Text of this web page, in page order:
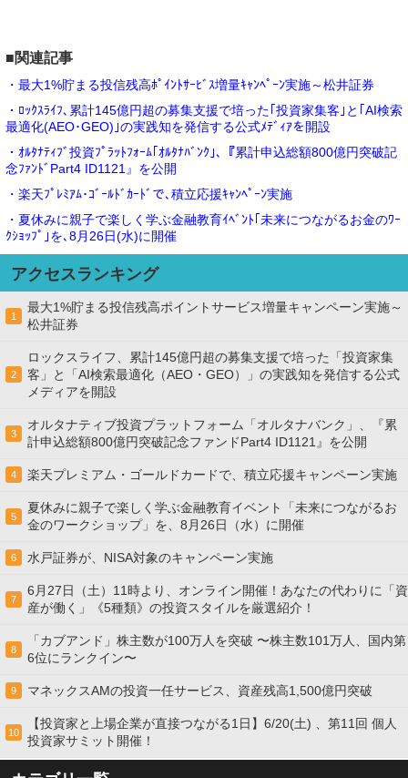
■関連記事
・最大1%貯まる投信残高ﾎﾟｲﾝﾄｻｰﾋﾞｽ増量ｷｬﾝﾍﾟｰﾝ実施～松井証券
・ﾛｯｸｽﾗｲﾌ､累計145億円超の募集支援で培った｢投資家集客｣と｢AI検索
最適化(AEO･GEO)｣の実践知を発信する公式ﾒﾃﾞｨｱを開設
・ｵﾙﾀﾅﾃｨﾌﾞ投資ﾌﾟﾗｯﾄﾌｫｰﾑ｢ｵﾙﾀﾅﾊﾞﾝｸ｣､『累計申込総額800億円突破記
念ﾌｧﾝﾄﾞPart4 ID1121』を公開
・楽天ﾌﾟﾚﾐｱﾑ･ｺﾞｰﾙﾄﾞｶｰﾄﾞで､積立応援ｷｬﾝﾍﾟｰﾝ実施
・夏休みに親子で楽しく学ぶ金融教育ｲﾍﾞﾝﾄ｢未来につながるお金のﾜｰ
ｸｼｮｯﾌﾟ｣を､8月26日(水)に開催
アクセスランキング
1
最大1%貯まる投信残高ポイントサービス増量キャンペーン実施～
松井証券
2
ロックスライフ、累計145億円超の募集支援で培った「投資家集
客」と「AI検索最適化（AEO・GEO）」の実践知を発信する公式
メディアを開設
3
オルタナティブ投資プラットフォーム「オルタナバンク」、『累
計申込総額800億円突破記念ファンドPart4 ID1121』を公開
4 楽天プレミアム・ゴールドカードで、積立応援キャンペーン実施
5
夏休みに親子で楽しく学ぶ金融教育イベント「未来につながるお
金のワークショップ」を、8月26日（水）に開催
6 水戸証券が、NISA対象のキャンペーン実施
7
6月27日（土）11時より、オンライン開催！あなたの代わりに「資
産が働く」《5種類》の投資スタイルを厳選紹介！
8
「カブアンド」株主数が100万人を突破 〜株主数101万人、国内第
6位にランクイン〜
9 マネックスAMの投資一任サービス、資産残高1,500億円突破
10
【投資家と上場企業が直接つながる1日】6/20(土) 、第11回 個人
投資家サミット開催！